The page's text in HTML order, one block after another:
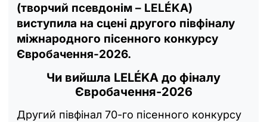
(творчий псевдонім – LELÉKA)
виступила на сцені другого півфіналу
міжнародного пісенного конкурсу
Євробачення-2026.
Чи вийшла LELÉKA до фіналу
Євробачення-2026
Другий півфінал 70-го пісенного конкурсу